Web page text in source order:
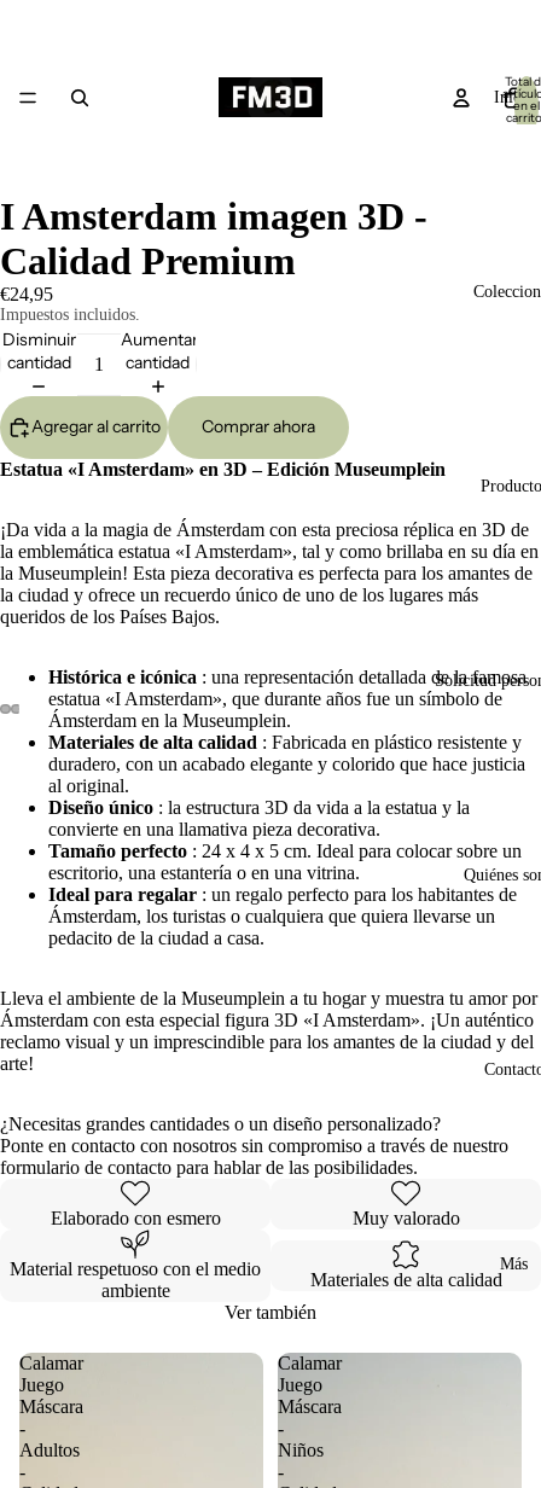
Inicio
Solicitud
Quiénes
Más
Total
en el
0
Abrir
imagen
pantalla
completa
Abrir
imagen
pantalla
completa
Abrir
imagen
pantalla
completa
Abrir
imagen
pantalla
completa
I Amsterdam imagen 3D -
Calidad Premium
€24,95
Impuestos incluidos.
Disminuir
cantidad
Aumentar
cantidad
Agregar al carrito Comprar ahora
Estatua «I Amsterdam» en 3D – Edición Museumplein
¡Da vida a la magia de Ámsterdam con esta preciosa réplica en 3D de
la emblemática estatua «I Amsterdam», tal y como brillaba en su día en
la Museumplein! Esta pieza decorativa es perfecta para los amantes de
la ciudad y ofrece un recuerdo único de uno de los lugares más
queridos de los Países Bajos.
Histórica e icónica : una representación detallada de la famosa
estatua «I Amsterdam», que durante años fue un símbolo de
Ámsterdam en la Museumplein.
Materiales de alta calidad : Fabricada en plástico resistente y
duradero, con un acabado elegante y colorido que hace justicia
al original.
Diseño único : la estructura 3D da vida a la estatua y la
convierte en una llamativa pieza decorativa.
Tamaño perfecto : 24 x 4 x 5 cm. Ideal para colocar sobre un
escritorio, una estantería o en una vitrina.
Ideal para regalar : un regalo perfecto para los habitantes de
Ámsterdam, los turistas o cualquiera que quiera llevarse un
pedacito de la ciudad a casa.
Lleva el ambiente de la Museumplein a tu hogar y muestra tu amor por
Ámsterdam con esta especial figura 3D «I Amsterdam». ¡Un auténtico
reclamo visual y un imprescindible para los amantes de la ciudad y del
arte!
¿Necesitas grandes cantidades o un diseño personalizado?
Ponte en contacto con nosotros sin compromiso a través de nuestro
formulario de contacto para hablar de las posibilidades.
Elaborado con esmero Muy valorado
Material respetuoso con el medio
ambiente
Materiales de alta calidad
Ver también
Calamar
Juego
Máscara
-
Adultos
-
Calamar
Juego
Máscara
-
Niños
-